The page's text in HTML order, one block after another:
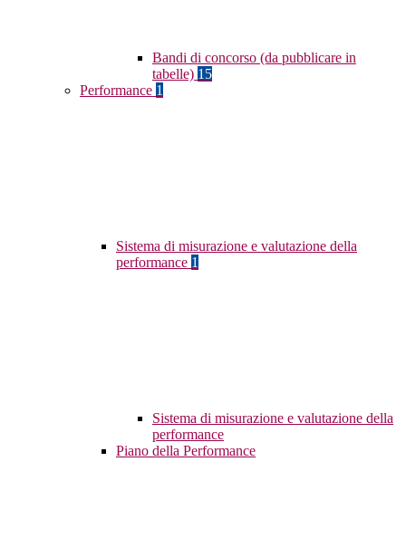
Bandi di concorso (da pubblicare in
tabelle) 15
Performance 1
Sistema di misurazione e valutazione della
performance 1
Sistema di misurazione e valutazione della
performance
Piano della Performance